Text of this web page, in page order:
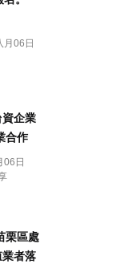
月06日
企業
合作
06日
栗區處
者落